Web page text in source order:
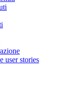
user stories